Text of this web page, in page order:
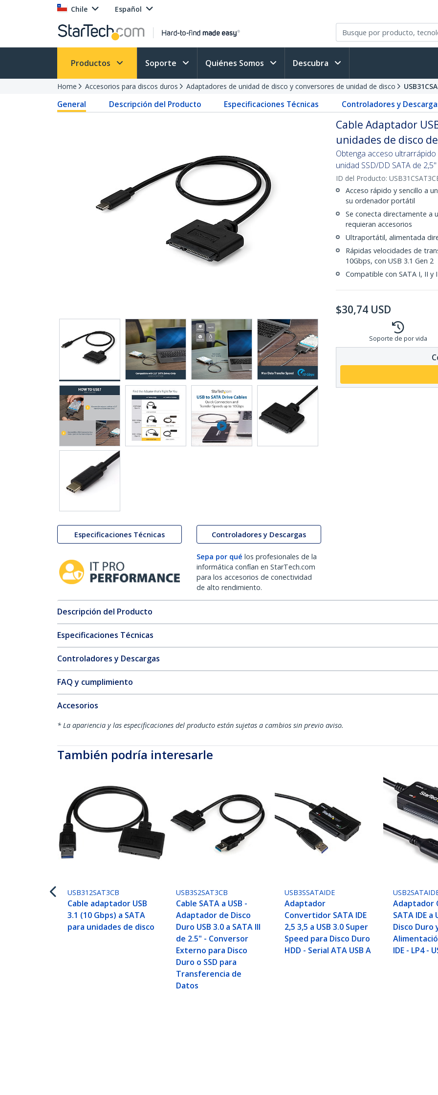
Chile Español
Productos Soporte Quiénes Somos Descubra
Home Accesorios para discos duros Adaptadores de unidad de disco y conversores de unidad de disco
General Descripción del Producto Especificaciones Técnicas Controladores y
Especificaciones Técnicas Controladores y Descargas
Sepa por qué los profesionales de la
informática confían en StarTech.com
para los accesorios de conectividad
de alto rendimiento.
Cable Adaptador
unidades de disco
Obtenga acceso
unidad SSD/DD SATA de
ID del Producto:
Acceso rápido y sencillo a
su ordenador portátil
Se conecta directamente a
requieran accesorios
Ultraportátil, alimentada
Rápidas velocidades de
10Gbps, con USB 3.1 Gen 2
Compatible con SATA I, II y
$30,74 USD
Soporte de por vida
Descripción del Producto
Especificaciones Técnicas
Controladores y Descargas
FAQ y cumplimiento
Accesorios
* La apariencia y las especificaciones del producto están sujetas a cambios sin previo aviso.
También podría interesarle
USB312SAT3CB
Cable adaptador USB
3.1 (10 Gbps) a SATA
para unidades de disco
USB3S2SAT3CB
Cable SATA a USB -
Adaptador de Disco
Duro USB 3.0 a SATA III
de 2.5" - Conversor
Externo para Disco
Duro o SSD para
Transferencia de
Datos
USB3SSATAIDE
Adaptador
Convertidor SATA IDE
2,5 3,5 a USB 3.0 Super
Speed para Disco Duro
HDD - Serial ATA USB A
Adaptador
SATA IDE a
Disco Duro
IDE - LP4 -